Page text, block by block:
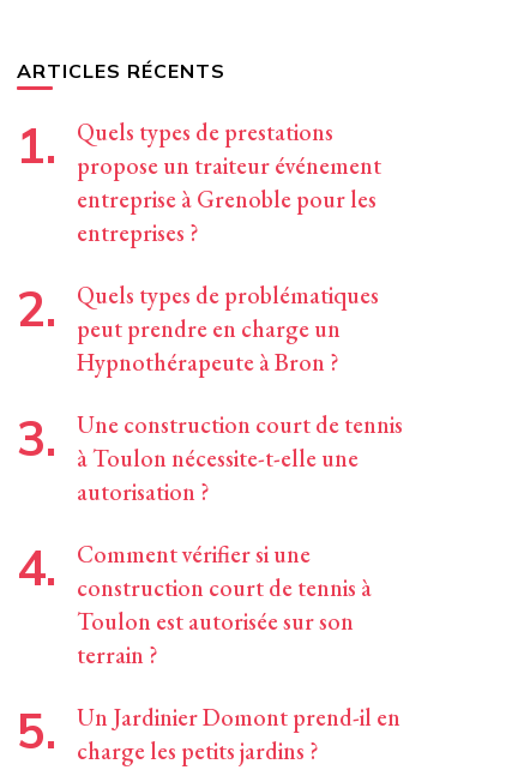
ARTICLES RÉCENTS
Quels types de prestations
propose un traiteur événement
entreprise à Grenoble pour les
entreprises ?
Quels types de problématiques
peut prendre en charge un
Hypnothérapeute à Bron ?
Une construction court de tennis
à Toulon nécessite-t-elle une
autorisation ?
Comment vérifier si une
construction court de tennis à
Toulon est autorisée sur son
terrain ?
Un Jardinier Domont prend-il en
charge les petits jardins ?